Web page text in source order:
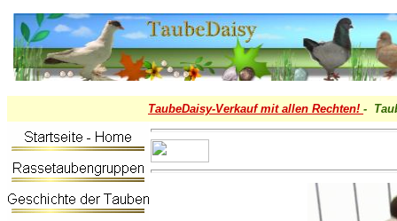
TaubeDaisy-Verkauf mit allen Rechten! -